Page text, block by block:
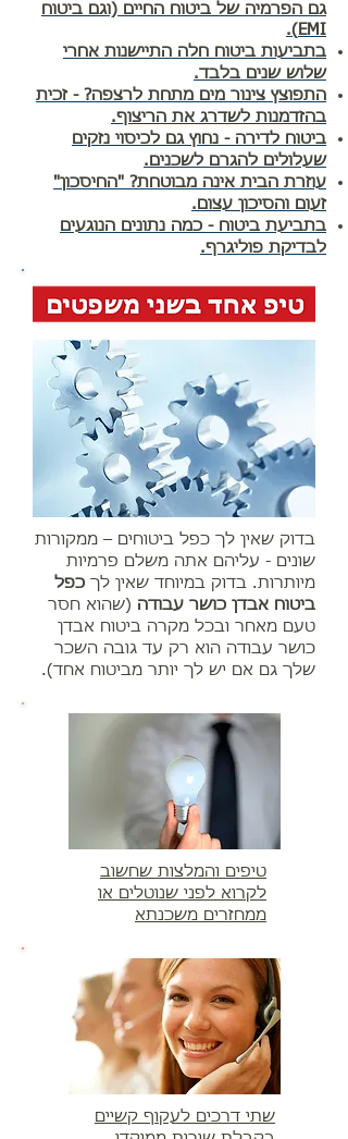
גם הפרמיה של ביטוח החיים (וגם ביטוח
EMI).
בתביעות ביטוח חלה התיישנות אחרי
שלוש שנים בלבד.
התפוצץ צינור מים מתחת לרצפה? - זכית
בהזדמנות לשדרג את הריצוף.
ביטוח לדירה - נחוץ גם לכיסוי נזקים
שעלולים להגרם לשכנים.
עוזרת הבית אינה מבוטחת? "החיסכון"
זעום והסיכון עצום.
בתביעת ביטוח - כמה נתונים הנוגעים
לבדיקת פוליגרף.
שתי דרכים לעקוף קשיים
טיפים והמלצות שחשוב
לקרוא לפני שנוטלים או
ממחזרים משכנתא
בדוק שאין לך כפל ביטוחים – ממקורות
שונים - עליהם אתה משלם פרמיות
מיותרות. בדוק במיוחד שאין לך כפל
ביטוח אבדן כושר עבודה (שהוא חסר
טעם מאחר ובכל מקרה ביטוח אבדן
כושר עבודה הוא רק עד גובה השכר
שלך גם אם יש לך יותר מביטוח אחד).